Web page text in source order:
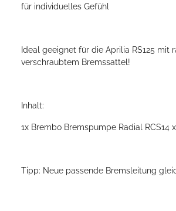
für individuelles Gefühl
Ideal geeignet für die Aprilia RS125 mit
verschraubtem Bremssattel!
Inhalt:
1x Brembo Bremspumpe Radial RCS14
Tipp: Neue passende Bremsleitung